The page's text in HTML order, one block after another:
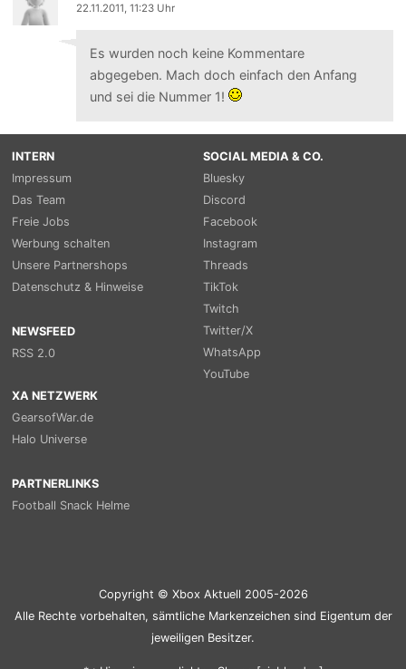
22.11.2011, 11:23 Uhr
Es wurden noch keine Kommentare
abgegeben. Mach doch einfach den Anfang
und sei die Nummer 1!
INTERN
Impressum
Das Team
Freie Jobs
Werbung schalten
Unsere Partnershops
Datenschutz & Hinweise
NEWSFEED
RSS 2.0
SOCIAL MEDIA & CO.
Bluesky
Discord
Facebook
Instagram
Threads
TikTok
Twitch
Twitter/X
WhatsApp
YouTube
XA NETZWERK
GearsofWar.de
Halo Universe
PARTNERLINKS
Football Snack Helme
Copyright © Xbox Aktuell 2005-2026
Alle Rechte vorbehalten, sämtliche Markenzeichen sind Eigentum der
jeweiligen Besitzer.